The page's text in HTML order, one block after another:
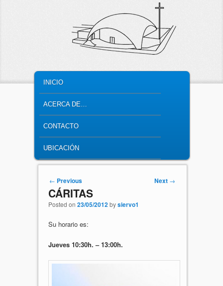
SKIP TO PRIMARY CONTENT
SKIP TO SECONDARY CONTENT
INICIO
ACERCA DE…
CONTACTO
UBICACIÓN
Post navigation
← Previous Next →
CÁRITAS
Posted on 23/05/2012bysiervo1
Su horario es:
Jueves 10:30h. – 13:00h.